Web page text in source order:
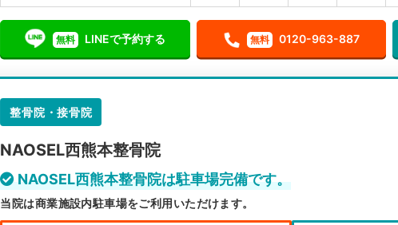
無料 LINEで予約する 無料 0120-963-887
整骨院・接骨院
NAOSEL西熊本整骨院
NAOSEL西熊本整骨院は駐車場完備です。
当院は商業施設内駐車場をご利用いただけます。